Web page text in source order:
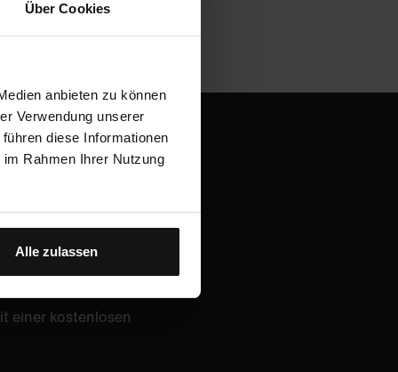
Über Cookies
anbieten zu können
Verwendung unserer
diese Informationen
Rahmen Ihrer Nutzung
Alle zulassen
und
einer kostenlosen